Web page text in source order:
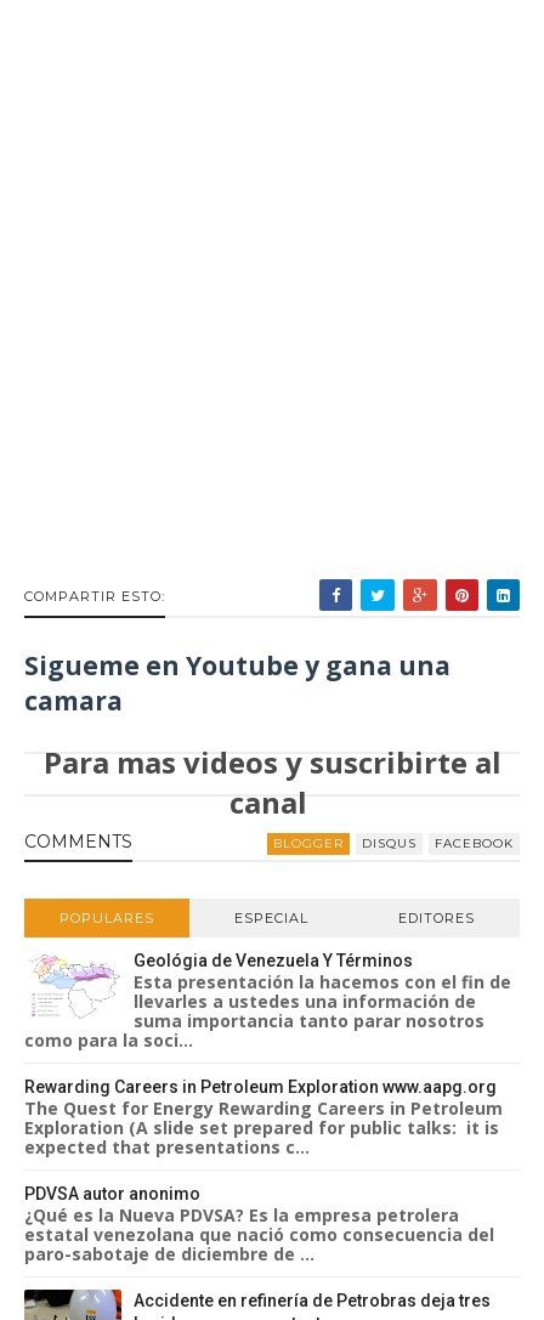
COMPARTIR ESTO:
Sigueme en Youtube y gana una
camara
Para mas videos y suscribirte al
canal
Sigueme en Youtube
COMMENTS BLOGGER DISQUS FACEBOOK
POPULARES ESPECIAL EDITORES
Geológia de Venezuela Y Términos
Esta presentación la hacemos con el fin de
llevarles a ustedes una información de
suma importancia tanto parar nosotros
como para la soci...
Rewarding Careers in Petroleum Exploration www.aapg.org
The Quest for Energy Rewarding Careers in Petroleum
Exploration (A slide set prepared for public talks: it is
expected that presentations c...
PDVSA autor anonimo
¿Qué es la Nueva PDVSA? Es la empresa petrolera
estatal venezolana que nació como consecuencia del
paro-sabotaje de diciembre de ...
Accidente en refinería de Petrobras deja tres